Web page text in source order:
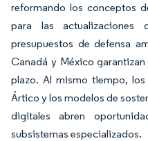
reformando los conceptos
para las
presupuestos de defensa
Canadá y México
plazo. Al mismo tiempo,
Ártico y los modelos de
digitales abren
subsistemas especializados.